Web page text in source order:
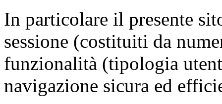
In particolare il presente
sessione (costituiti da
funzionalità (tipologia
navigazione sicura ed